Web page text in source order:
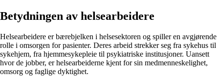
Betydningen av helsearbeidere
Helsearbeidere er bærebjelken i helsesektoren og spiller en avgjørende
rolle i omsorgen for pasienter. Deres arbeid strekker seg fra sykehus til
sykehjem, fra hjemmesykepleie til psykiatriske institusjoner. Uansett
hvor de jobber, er helsearbeiderne kjent for sin medmenneskelighet,
omsorg og faglige dyktighet.